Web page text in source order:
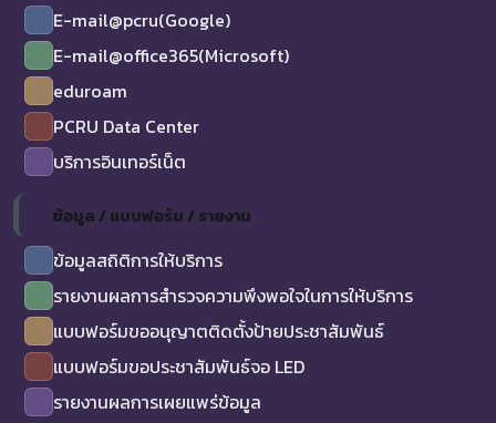
E-mail@pcru(Google)
E-mail@office365(Microsoft)
eduroam
PCRU Data Center
บริการอินเทอร์เน็ต
ข้อมูล / แบบฟอร์ม / รายงาน
ข้อมูลสถิติการให้บริการ
รายงานผลการสำรวจความพึงพอใจในการให้บริการ
แบบฟอร์มขออนุญาตติดตั้งป้ายประชาสัมพันธ์
แบบฟอร์มขอประชาสัมพันธ์จอ LED
รายงานผลการเผยแพร่ข้อมูล